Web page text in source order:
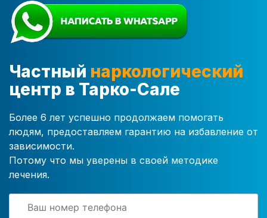
Частный наркологический
центр в Тарко-Сале
Более 6 лет успешно продолжаем помогать
людям, предоставляем гарантию на избавление от
зависимости.
Потому что мы уверены в своей методике
лечения.